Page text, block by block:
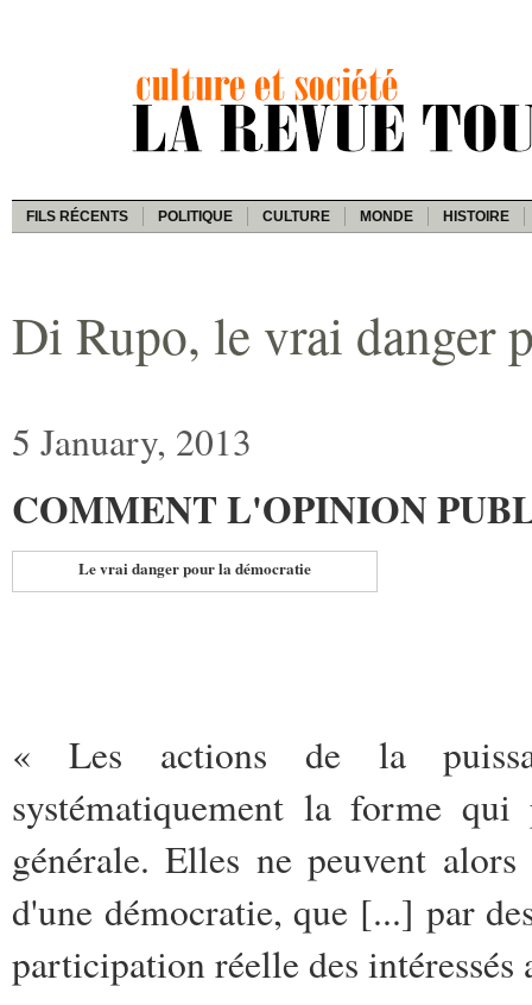
FILS RÉCENTS POLITIQUE CULTURE MONDE HISTOIRE
Di Rupo, le vrai danger
5 January, 2013
COMMENT L'OPINION
Le vrai danger pour la démocratie
« Les actions de la
systématiquement la forme
générale. Elles ne peuvent
d'une démocratie, que [...] par
participation réelle des